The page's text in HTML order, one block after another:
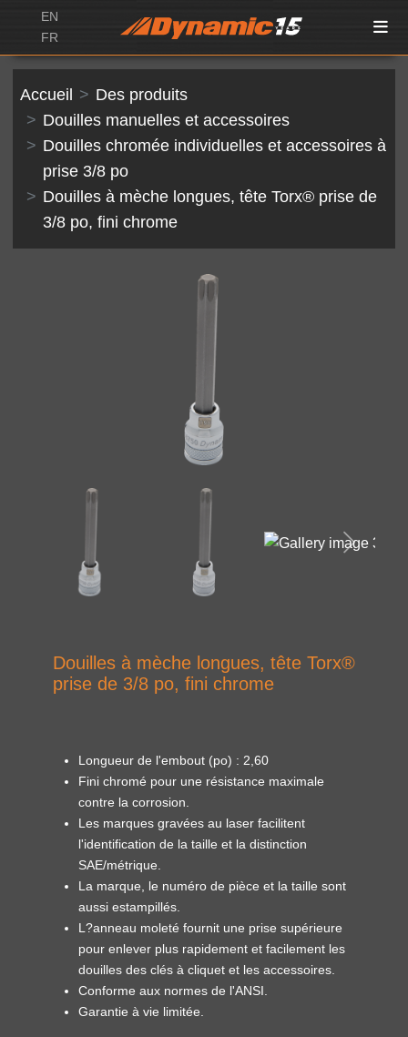
EN
FR
Accueil
Des produits
Douilles manuelles et accessoires
Douilles chromée individuelles et accessoires à
prise 3/8 po
Douilles à mèche longues, tête Torx® prise de
3/8 po, fini chrome
Douilles à mèche longues, tête Torx®
prise de 3/8 po, fini chrome
Longueur de l'embout (po) : 2,60
Fini chromé pour une résistance maximale
contre la corrosion.
Les marques gravées au laser facilitent
l'identification de la taille et la distinction
SAE/métrique.
La marque, le numéro de pièce et la taille sont
aussi estampillés.
L?anneau moleté fournit une prise supérieure
pour enlever plus rapidement et facilement les
douilles des clés à cliquet et les accessoires.
Conforme aux normes de l'ANSI.
Garantie à vie limitée.